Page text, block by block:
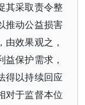
其采取责令整
推动公益损害
效果观之，
保护需求，
得以持续回应
对于监督本位